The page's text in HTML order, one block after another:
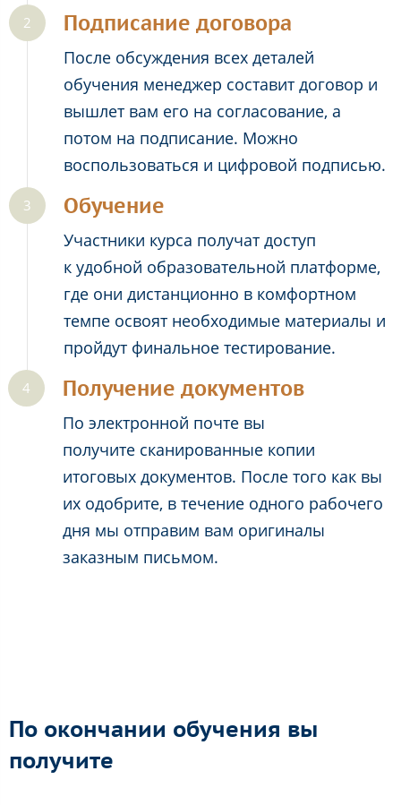
Подписание договора
После обсуждения всех деталей
обучения менеджер составит договор и
вышлет вам его на согласование, а
потом на подписание. Можно
воспользоваться и цифровой подписью.
Обучение
Участники курса получат доступ
к удобной образовательной платформе,
где они дистанционно в комфортном
темпе освоят необходимые материалы и
пройдут финальное тестирование.
Получение документов
По электронной почте вы
получите сканированные копии
итоговых документов. После того как вы
их одобрите, в течение одного рабочего
дня мы отправим вам оригиналы
заказным письмом.
По окончании обучения вы
получите